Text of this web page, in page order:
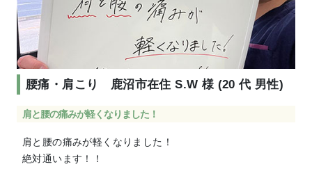
腰痛・肩こり ⿅沼市在住 S.W 様 (20 代 男性)
肩と腰の痛みが軽くなりました！
肩と腰の痛みが軽くなりました！
絶対通います！！